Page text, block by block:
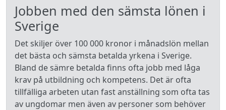
Jobben med den sämsta lönen i
Sverige
Det skiljer över 100 000 kronor i månadslön mellan
det bästa och sämsta betalda yrkena i Sverige.
Bland de sämre betalda finns ofta jobb med låga
krav på utbildning och kompetens. Det är ofta
tillfälliga arbeten utan fast anställning som ofta tas
av ungdomar men även av personer som behöver